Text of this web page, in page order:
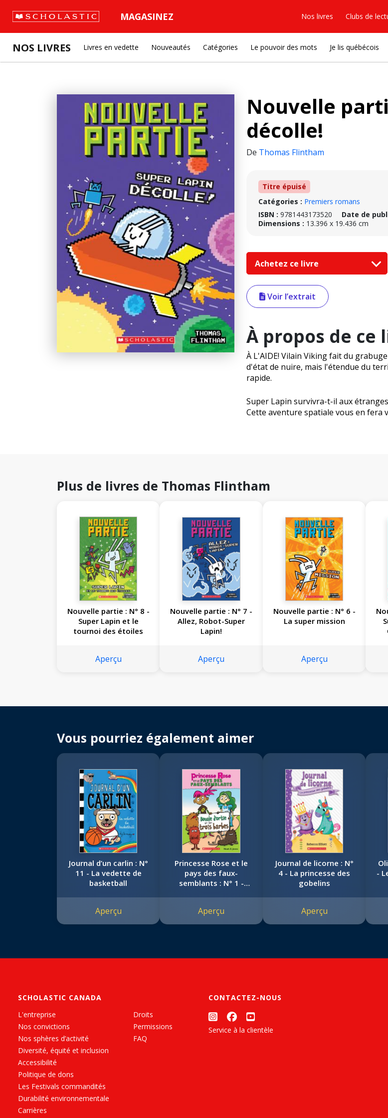
MAGASINEZ Nos livres Clubs de
NOS LIVRES Livres en vedette Nouveautés Catégories Le pouvoir des mots Je lis québécois
Nouvelle
décolle!
De Thomas Flintham
Titre épuisé
Catégories : Premiers romans
ISBN : 9781443173520 Date de
Dimensions : 13.396 x 19.436 cm
Achetez ce livre
Voir l’extrait
À propos de ce
À L'AIDE! Vilain Viking fait du
d'état de nuire, mais l'étendue du
rapide.
Super Lapin survivra-t-il aux
Cette aventure spatiale vous en fera
Plus de livres de Thomas Flintham
Nouvelle partie : N° 8 -
Super Lapin et le
tournoi des étoiles
Aperçu
Nouvelle partie : N° 7 -
Allez, Robot-Super
Lapin!
Aperçu
Nouvelle partie : N° 6 -
La super mission
Aperçu
Vous pourriez également aimer
Journal d’un carlin : N°
11 - La vedette de
basketball
Aperçu
Princesse Rose et le
pays des faux-
semblants : N° 1 -
Aperçu
Journal de licorne : N°
4 - La princesse des
gobelins
Aperçu
-
SCHOLASTIC CANADA
L'entreprise
Nos convictions
Nos sphères d’activité
Diversité, équité et inclusion
Accessibilité
Politique de dons
Les Festivals commandités
Durabilité environnementale
Carrières
Droits
Permissions
FAQ
CONTACTEZ-NOUS
Service à la clientèle